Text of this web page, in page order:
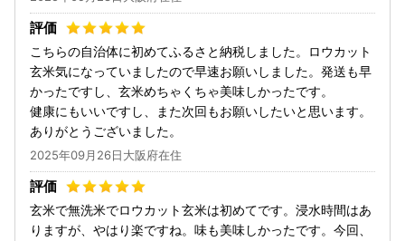
こちらの自治体に初めてふるさと納税しました。ロウカット
玄米気になっていましたので早速お願いしました。発送も早
かったですし、玄米めちゃくちゃ美味しかったです。
健康にもいいですし、また次回もお願いしたいと思います。
ありがとうございました。
2025年09月26日大阪府在住
玄米で無洗米でロウカット玄米は初めてです。浸水時間はあ
りますが、やはり楽ですね。味も美味しかったです。今回、